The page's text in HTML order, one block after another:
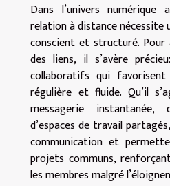
Dans l’univers numérique
relation à distance nécessite
conscient et structuré.
des liens, il s’avère
collaboratifs qui
régulière et fluide. Qu’il
messagerie instantanée,
d’espaces de travail
communication et
projets communs,
les membres malgré